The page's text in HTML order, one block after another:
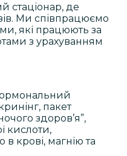
стаціонар, де
Ми співпрацюємо
які працюють за
з урахуванням
пакет
здоров’я”,
кислоти,
в крові, магнію та